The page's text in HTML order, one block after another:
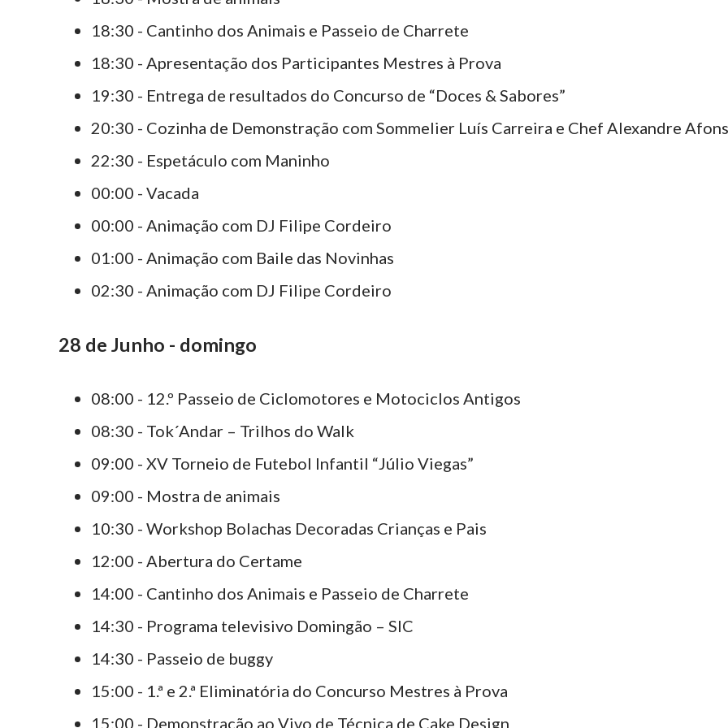
18:30 - Cantinho dos Animais e Passeio de Charrete
18:30 - Apresentação dos Participantes Mestres à Prova
19:30 - Entrega de resultados do Concurso de “Doces & Sabores”
20:30 - Cozinha de Demonstração com Sommelier Luís Carreira e Chef Alexandre
22:30 - Espetáculo com Maninho
00:00 - Vacada
00:00 - Animação com DJ Filipe Cordeiro
01:00 - Animação com Baile das Novinhas
02:30 - Animação com DJ Filipe Cordeiro
28 de Junho - domingo
08:00 - 12.º Passeio de Ciclomotores e Motociclos Antigos
08:30 - Tok´Andar – Trilhos do Walk
09:00 - XV Torneio de Futebol Infantil “Júlio Viegas”
09:00 - Mostra de animais
10:30 - Workshop Bolachas Decoradas Crianças e Pais
12:00 - Abertura do Certame
14:00 - Cantinho dos Animais e Passeio de Charrete
14:30 - Programa televisivo Domingão – SIC
14:30 - Passeio de buggy
15:00 - 1.ª e 2.ª Eliminatória do Concurso Mestres à Prova
15:00 - Demonstração ao Vivo de Técnica de Cake Design